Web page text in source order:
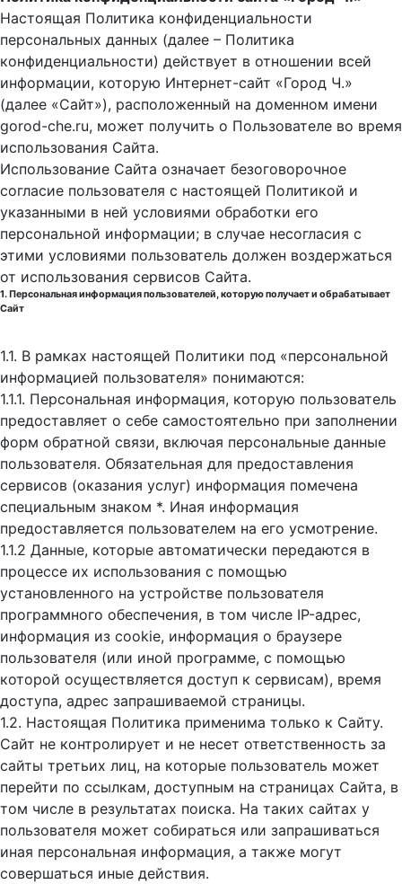
Настоящая Политика конфиденциальности
персональных данных (далее – Политика
конфиденциальности) действует в отношении всей
информации, которую Интернет-сайт «Город Ч.»
(далее «Сайт»), расположенный на доменном имени
gorod-che.ru, может получить о Пользователе во время
использования Cайта.
Использование Сайта означает безоговорочное
согласие пользователя с настоящей Политикой и
указанными в ней условиями обработки его
персональной информации; в случае несогласия с
этими условиями пользователь должен воздержаться
от использования сервисов Сайта.
1. Персональная информация пользователей, которую получает и обрабатывает
Сайт
1.1. В рамках настоящей Политики под «персональной
информацией пользователя» понимаются:
1.1.1. Персональная информация, которую пользователь
предоставляет о себе самостоятельно при заполнении
форм обратной связи, включая персональные данные
пользователя. Обязательная для предоставления
сервисов (оказания услуг) информация помечена
специальным знаком *. Иная информация
предоставляется пользователем на его усмотрение.
1.1.2 Данные, которые автоматически передаются в
процессе их использования с помощью
установленного на устройстве пользователя
программного обеспечения, в том числе IP-адрес,
информация из cookie, информация о браузере
пользователя (или иной программе, с помощью
которой осуществляется доступ к cервисам), время
доступа, адрес запрашиваемой страницы.
1.2. Настоящая Политика применима только к Сайту.
Сайт не контролирует и не несет ответственность за
сайты третьих лиц, на которые пользователь может
перейти по ссылкам, доступным на страницах Сайта, в
том числе в результатах поиска. На таких сайтах у
пользователя может собираться или запрашиваться
иная персональная информация, а также могут
совершаться иные действия.